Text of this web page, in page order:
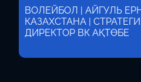
ВОЛЕЙБОЛ | АЙГУЛЬ
КАЗАХСТАНА |
ДИРЕКТОР ВК АҚТӨБЕ